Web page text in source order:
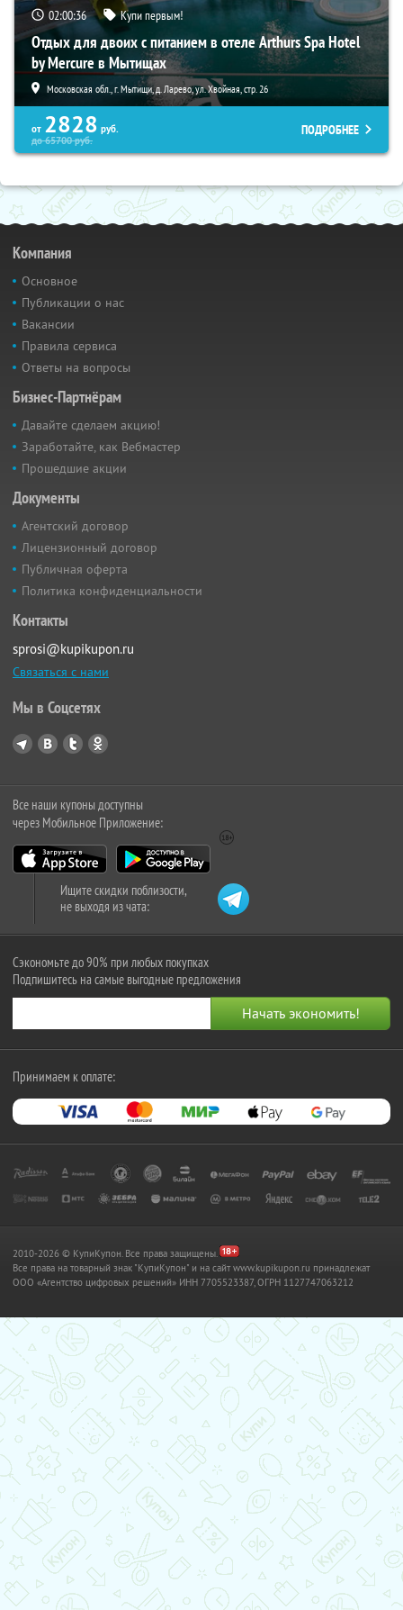
02:00:35 Купи первым!
Отдых для двоих с питанием в отеле Arthurs Spa Hotel
by Mercure в Мытищах
Московская обл., г. Мытищи, д. Ларево, ул. Хвойная, стр. 26
от 2828 руб.
до65700руб.
ПОДРОБНЕЕ
Компания
Основное
Публикации о нас
Вакансии
Правила сервиса
Ответы на вопросы
Бизнес-Партнёрам
Давайте сделаем акцию!
Заработайте, как Вебмастер
Прошедшие акции
Документы
Агентский договор
Лицензионный договор
Публичная оферта
Политика конфиденциальности
Контакты
sprosi@kupikupon.ru
Связаться с нами
Мы в Соцсетях
Все наши купоны доступны
через Мобильное Приложение:
Ищите скидки поблизости,
не выходя из чата:
Сэкономьте до 90% при любых покупках
Подпишитесь на самые выгодные предложения
Принимаем к оплате:
2010-2026 © КупиКупон. Все права защищены.
Все права на товарный знак "КупиКупон" и на сайт www.kupikupon.ru принадлежат
OOO «Агентство цифровых решений» ИНН 7705523387, ОГРН 1127747063212